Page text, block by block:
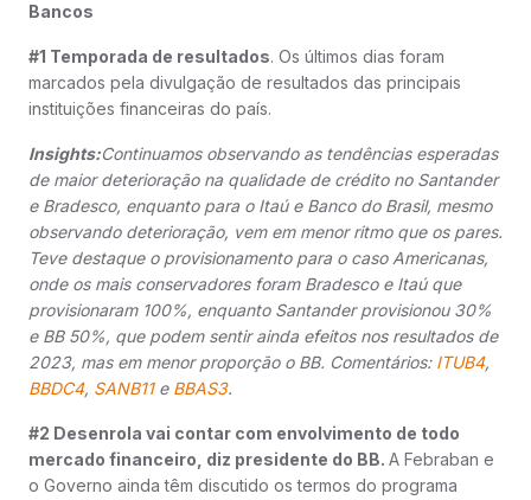
Bancos
#1 Temporada de resultados. Os últimos dias foram
marcados pela divulgação de resultados das principais
instituições financeiras do país.
Insights:Continuamos observando as tendências esperadas
de maior deterioração na qualidade de crédito no Santander
e Bradesco, enquanto para o Itaú e Banco do Brasil, mesmo
observando deterioração, vem em menor ritmo que os pares.
Teve destaque o provisionamento para o caso Americanas,
onde os mais conservadores foram Bradesco e Itaú que
provisionaram 100%, enquanto Santander provisionou 30%
e BB 50%, que podem sentir ainda efeitos nos resultados de
2023, mas em menor proporção o BB. Comentários: ITUB4,
BBDC4, SANB11e BBAS3.
#2 Desenrola vai contar com envolvimento de todo
mercado financeiro, diz presidente do BB. A Febraban e
o Governo ainda têm discutido os termos do programa